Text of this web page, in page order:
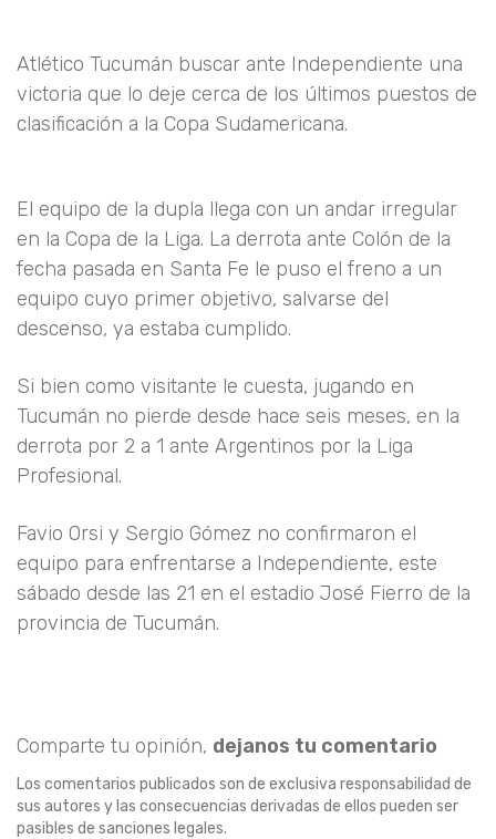
Atlético Tucumán buscar ante Independiente una
victoria que lo deje cerca de los últimos puestos de
clasificación a la Copa Sudamericana.
El equipo de la dupla llega con un andar irregular
en la Copa de la Liga. La derrota ante Colón de la
fecha pasada en Santa Fe le puso el freno a un
equipo cuyo primer objetivo, salvarse del
descenso, ya estaba cumplido.
Si bien como visitante le cuesta, jugando en
Tucumán no pierde desde hace seis meses, en la
derrota por 2 a 1 ante Argentinos por la Liga
Profesional.
Favio Orsi y Sergio Gómez no confirmaron el
equipo para enfrentarse a Independiente, este
sábado desde las 21 en el estadio José Fierro de la
provincia de Tucumán.
Comparte tu opinión, dejanos tu comentario
Los comentarios publicados son de exclusiva responsabilidad de
sus autores y las consecuencias derivadas de ellos pueden ser
pasibles de sanciones legales.